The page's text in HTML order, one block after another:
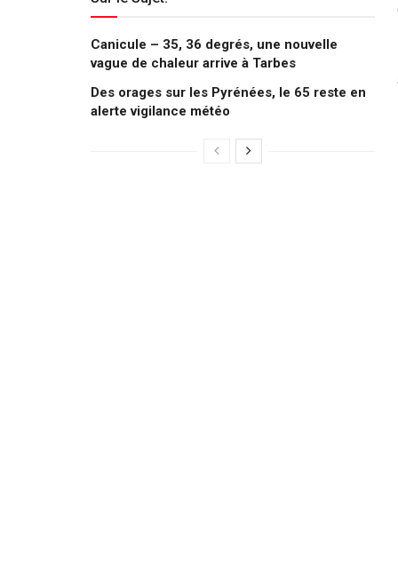
Canicule – 35, 36 degrés, une nouvelle
vague de chaleur arrive à Tarbes
Des orages sur les Pyrénées, le 65 reste en
alerte vigilance météo